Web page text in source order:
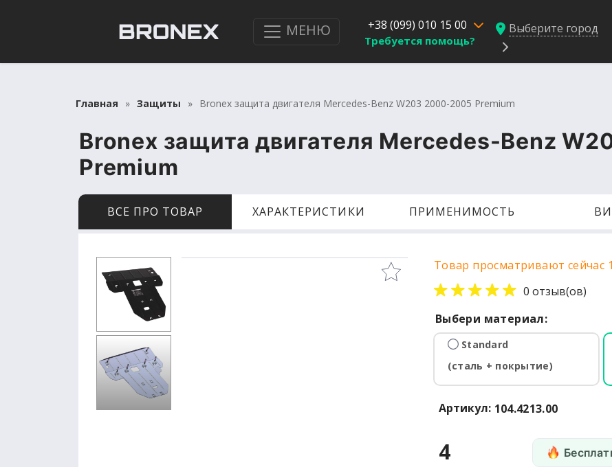
МЕНЮ +38 (099) 010 15 00
Требуется помощь?
Выберите город
Главная Защиты Bronex защита двигателя Mercedes-Benz W203 2000-2005 Premium
Bronex защита двигателя Mercedes-Benz
Premium
ВСЕ ПРО ТОВАР ХАРАКТЕРИСТИКИ ПРИМЕНИМОСТЬ
Товар просматривают сейчас
0 отзыв(ов)
Выбери материал:
Standard
(сталь + покрытие)
Артикул: 104.4213.00
4